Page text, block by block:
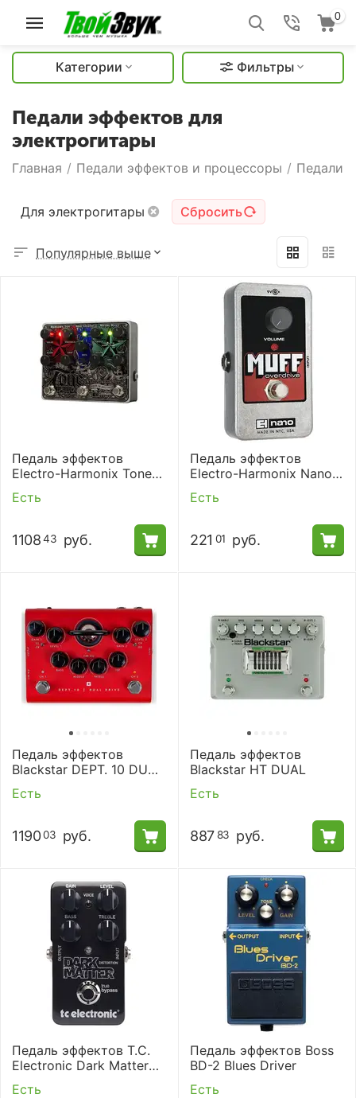
0
Категории Фильтры
Педали эффектов для
электрогитары
Главная / Педали эффектов и процессоры / Педали
Для электрогитары Сбросить
Популярные выше
Педаль эффектов
Electro-Harmonix Tone
Tattoo
Есть
1108 43 руб.
Педаль эффектов
Electro-Harmonix Nano
Muff Overdrive
Есть
221 01 руб.
Педаль эффектов
Blackstar DEPT. 10 DUAL
Есть
119003 руб.
Педаль эффектов
Blackstar HT DUAL
Есть
887 83 руб.
Педаль эффектов T.C.
Electronic Dark Matter
Есть
Педаль эффектов Boss
BD-2 Blues Driver
Есть